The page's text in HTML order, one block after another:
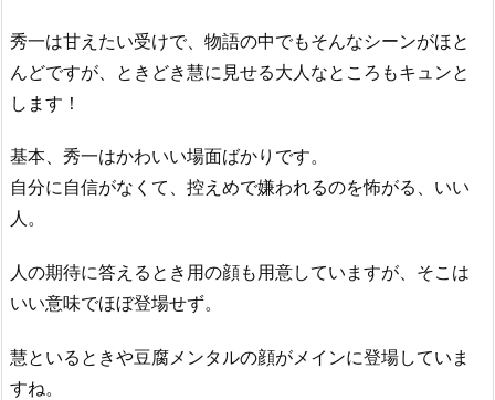
秀一は甘えたい受けで、物語の中でもそんなシーンがほと
んどですが、ときどき慧に見せる大人なところもキュンと
します！
基本、秀一はかわいい場面ばかりです。
自分に自信がなくて、控えめで嫌われるのを怖がる、いい
人。
人の期待に答えるとき用の顔も用意していますが、そこは
いい意味でほぼ登場せず。
慧といるときや豆腐メンタルの顔がメインに登場していま
すね。